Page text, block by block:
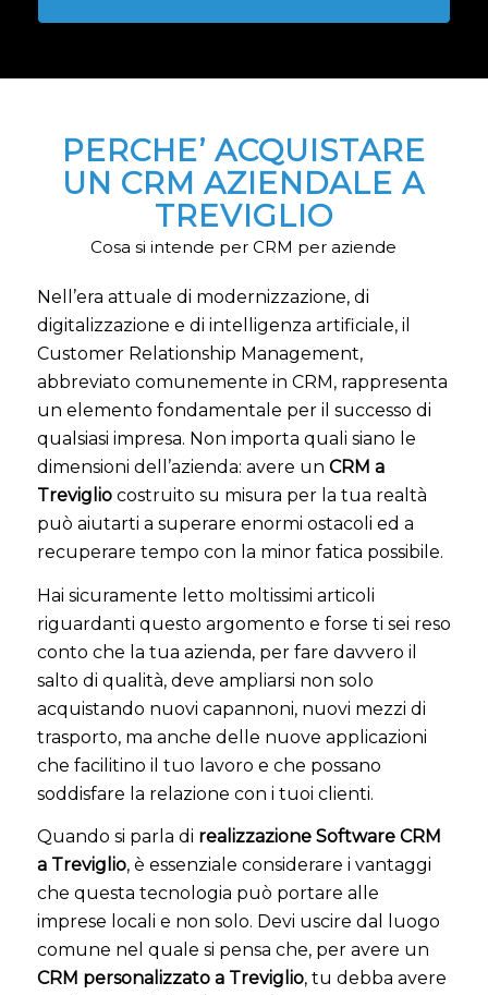
PERCHE’ ACQUISTARE
UN CRM AZIENDALE A
TREVIGLIO
Cosa si intende per CRM per aziende
Nell’era attuale di modernizzazione, di
digitalizzazione e di intelligenza artificiale, il
Customer Relationship Management,
abbreviato comunemente in CRM, rappresenta
un elemento fondamentale per il successo di
qualsiasi impresa. Non importa quali siano le
dimensioni dell’azienda: avere un CRM a
Trevigliocostruito su misura per la tua realtà
può aiutarti a superare enormi ostacoli ed a
recuperare tempo con la minor fatica possibile.
Hai sicuramente letto moltissimi articoli
riguardanti questo argomento e forse ti sei reso
conto che la tua azienda, per fare davvero il
salto di qualità, deve ampliarsi non solo
acquistando nuovi capannoni, nuovi mezzi di
trasporto, ma anche delle nuove applicazioni
che facilitino il tuo lavoro e che possano
soddisfare la relazione con i tuoi clienti.
Quando si parla di realizzazione Software CRM
a Treviglio, è essenziale considerare i vantaggi
che questa tecnologia può portare alle
imprese locali e non solo. Devi uscire dal luogo
comune nel quale si pensa che, per avere un
CRM personalizzato a Treviglio, tu debba avere